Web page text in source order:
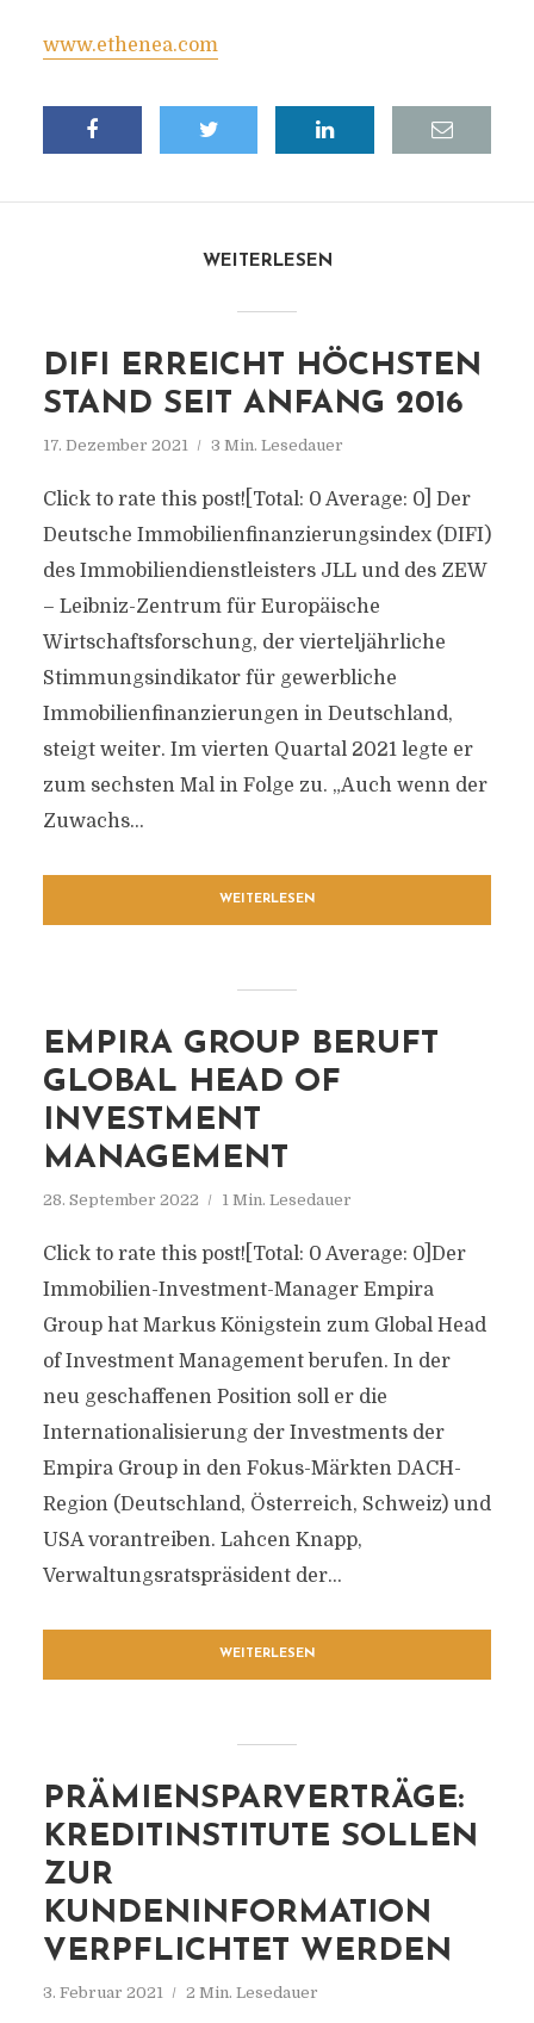
www.ethenea.com
WEITERLESEN
DIFI ERREICHT HÖCHSTEN
STAND SEIT ANFANG 2016
17. Dezember 2021 3 Min. Lesedauer
Click to rate this post![Total: 0 Average: 0] Der
Deutsche Immobilienfinanzierungsindex (DIFI)
des Immobiliendienstleisters JLL und des ZEW
– Leibniz-Zentrum für Europäische
Wirtschaftsforschung, der vierteljährliche
Stimmungsindikator für gewerbliche
Immobilienfinanzierungen in Deutschland,
steigt weiter. Im vierten Quartal 2021 legte er
zum sechsten Mal in Folge zu. „Auch wenn der
Zuwachs...
WEITERLESEN
EMPIRA GROUP BERUFT
GLOBAL HEAD OF
INVESTMENT
MANAGEMENT
28. September 2022 1 Min. Lesedauer
Click to rate this post![Total: 0 Average: 0]Der
Immobilien-Investment-Manager Empira
Group hat Markus Königstein zum Global Head
of Investment Management berufen. In der
neu geschaffenen Position soll er die
Internationalisierung der Investments der
Empira Group in den Fokus-Märkten DACH-
Region (Deutschland, Österreich, Schweiz) und
USA vorantreiben. Lahcen Knapp,
Verwaltungsratspräsident der...
WEITERLESEN
PRÄMIENSPARVERTRÄGE:
KREDITINSTITUTE SOLLEN
ZUR
KUNDENINFORMATION
VERPFLICHTET WERDEN
3. Februar 2021 2 Min. Lesedauer